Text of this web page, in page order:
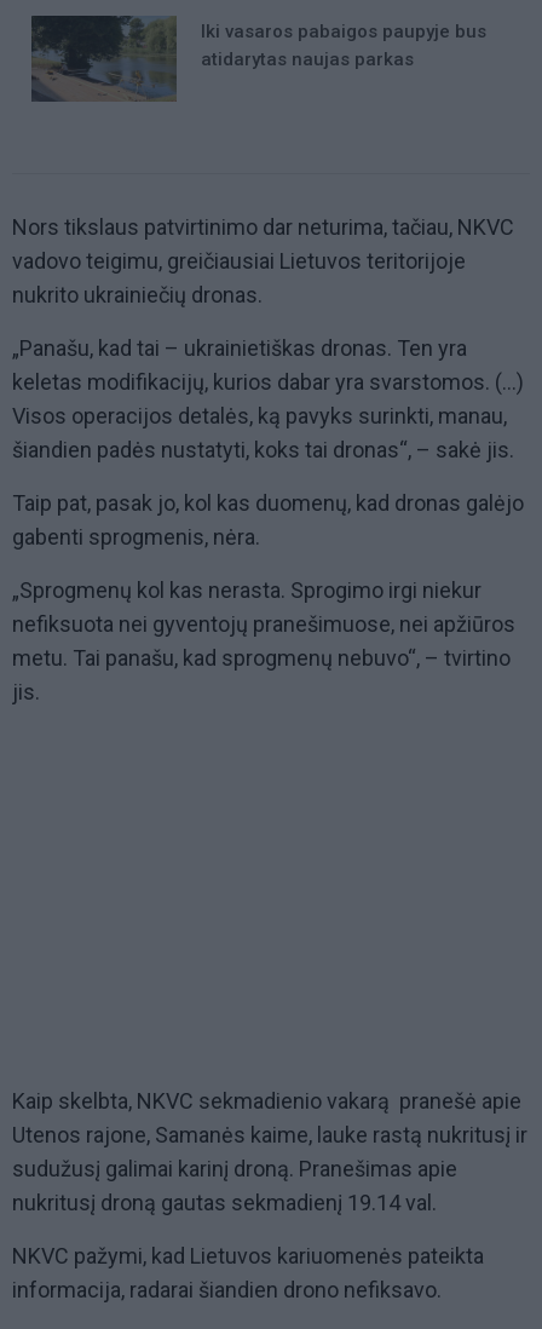
Iki vasaros pabaigos paupyje bus
atidarytas naujas parkas
Nors tikslaus patvirtinimo dar neturima, tačiau, NKVC
vadovo teigimu, greičiausiai Lietuvos teritorijoje
nukrito ukrainiečių dronas.
„Panašu, kad tai – ukrainietiškas dronas. Ten yra
keletas modifikacijų, kurios dabar yra svarstomos. (...)
Visos operacijos detalės, ką pavyks surinkti, manau,
šiandien padės nustatyti, koks tai dronas“, – sakė jis.
Taip pat, pasak jo, kol kas duomenų, kad dronas galėjo
gabenti sprogmenis, nėra.
„Sprogmenų kol kas nerasta. Sprogimo irgi niekur
nefiksuota nei gyventojų pranešimuose, nei apžiūros
metu. Tai panašu, kad sprogmenų nebuvo“, – tvirtino
jis.
Kaip skelbta, NKVC sekmadienio vakarą pranešė apie
Utenos rajone, Samanės kaime, lauke rastą nukritusį ir
sudužusį galimai karinį droną. Pranešimas apie
nukritusį droną gautas sekmadienį 19.14 val.
NKVC pažymi, kad Lietuvos kariuomenės pateikta
informacija, radarai šiandien drono nefiksavo.